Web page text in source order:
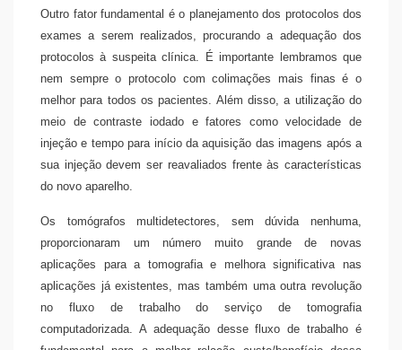
Outro fator fundamental é o planejamento dos protocolos dos
exames a serem realizados, procurando a adequação dos
protocolos à suspeita clínica. É importante lembramos que
nem sempre o protocolo com colimações mais finas é o
melhor para todos os pacientes. Além disso, a utilização do
meio de contraste iodado e fatores como velocidade de
injeção e tempo para início da aquisição das imagens após a
sua injeção devem ser reavaliados frente às características
do novo aparelho.
Os tomógrafos multidetectores, sem dúvida nenhuma,
proporcionaram um número muito grande de novas
aplicações para a tomografia e melhora significativa nas
aplicações já existentes, mas também uma outra revolução
no fluxo de trabalho do serviço de tomografia
computadorizada. A adequação desse fluxo de trabalho é